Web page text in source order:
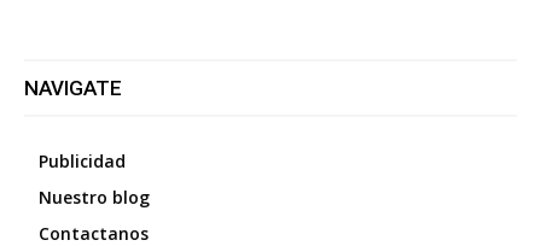
NAVIGATE
Publicidad
Nuestro blog
Contactanos